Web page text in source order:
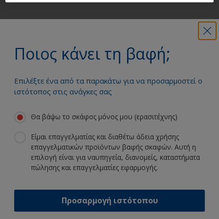
Ποιος κάνει τη βαφή;
Επιλέξτε ένα από τα παρακάτω για να προσαρμοστεί ο
ιστότοπος στις ανάγκες σας
Θα βάψω το σκάφος μόνος μου (ερασιτέχνης)
Είμαι επαγγελματίας και διαθέτω άδεια χρήσης
επαγγελματικών προϊόντων βαφής σκαφών. Αυτή η
επιλογή είναι για ναυπηγεία, διανομείς, καταστήματα
πώλησης και επαγγελματίες εφαρμογής.
Προσαρμογή ιστότοπου
Επωφεληθείτε από τη συνεχή μας
καινοτομία και επιστημονική
Ακολουθήστε την International: